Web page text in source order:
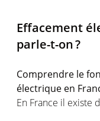
Effacement
parle-t-on ?
Comprendre le
électrique en
En France il existe